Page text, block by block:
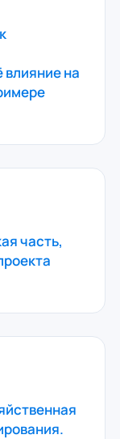
влияние на
часть,